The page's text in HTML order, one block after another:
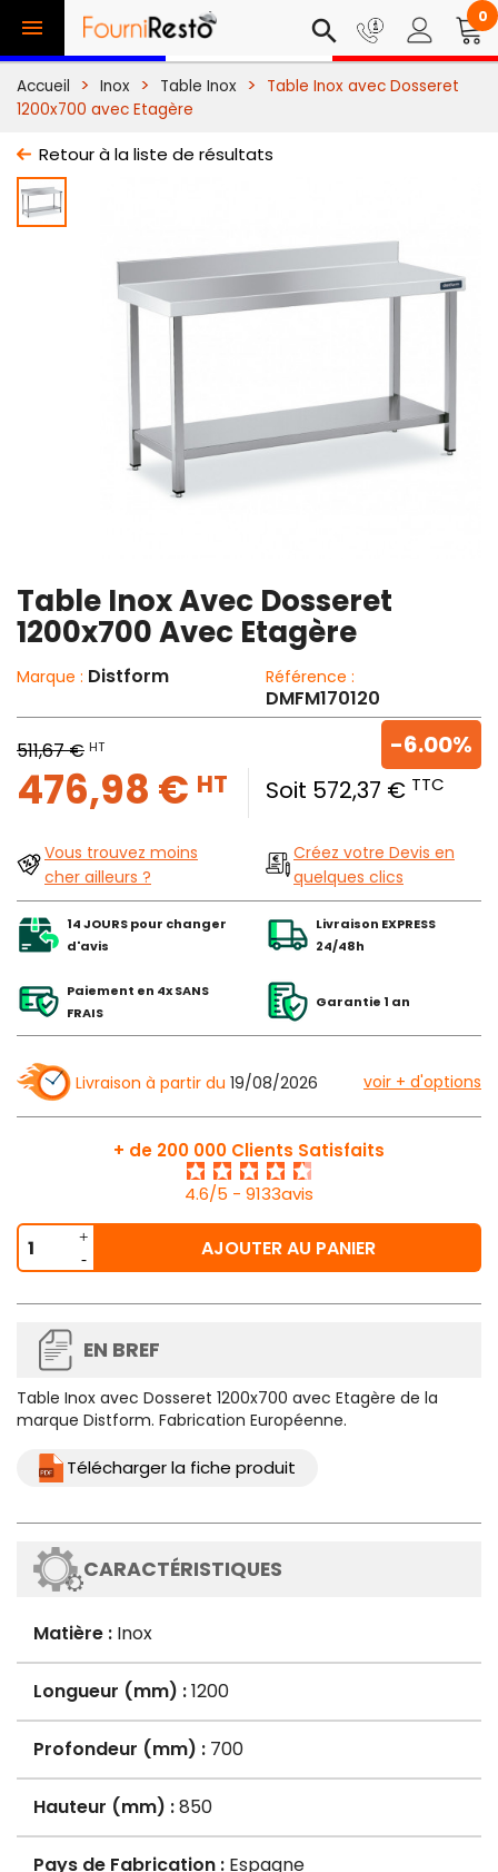
 search 0
Accueil Inox Table Inox
Table Inox avec Dosseret
1200x700 avec Etagère
Retour à la liste de résultats
Table Inox Avec Dosseret
1200x700 Avec Etagère
Marque : Distform Référence :
DMFM170120
511,67 € HT
476,98 € HT Soit 572,37 € TTC
-6.00%
Vous trouvez moins
cher ailleurs ?
Créez votre Devis en
quelques clics
14 JOURS pour changer
d'avis
Livraison EXPRESS
24/48h
Paiement en 4x SANS
FRAIS
Garantie 1 an
Livraison à partir du 19/08/2026 voir + d'options
+ de 200 000 Clients Satisfaits
4.6/5 - 9133avis
AJOUTER AU PANIER
EN BREF
Table Inox avec Dosseret 1200x700 avec Etagère de la
marque Distform. Fabrication Européenne.
Télécharger la fiche produit
CARACTÉRISTIQUES
Matière : Inox
Longueur (mm) :1200
Profondeur (mm) : 700
Hauteur (mm) :850
Pays de Fabrication : Espagne